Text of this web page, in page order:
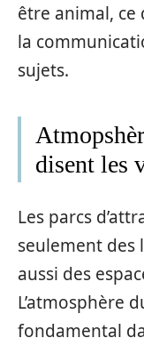
être animal, ce
la
sujets.
disent les
Les parcs
seulement des
aussi des
L’atmosphère
fondamental